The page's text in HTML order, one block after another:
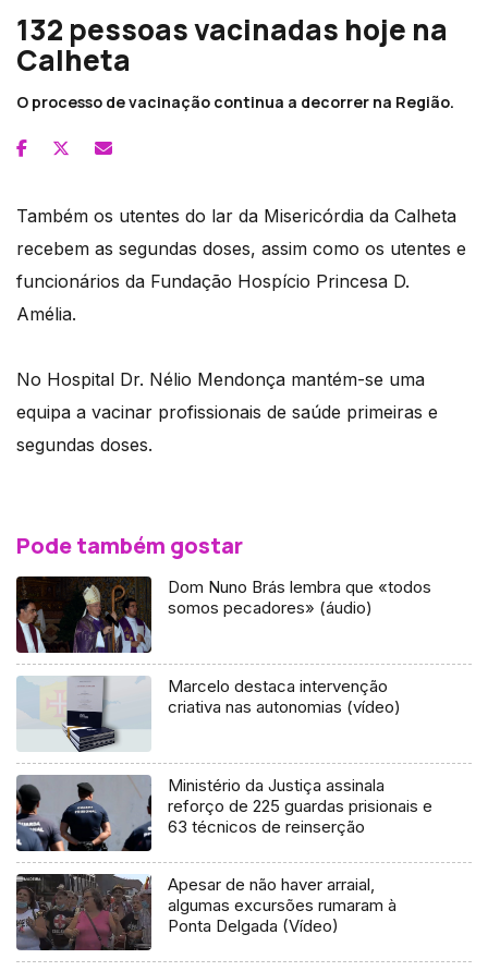
132 pessoas vacinadas hoje na
Calheta
O processo de vacinação continua a decorrer na Região.
Também os utentes do lar da Misericórdia da Calheta
recebem as segundas doses, assim como os utentes e
funcionários da Fundação Hospício Princesa D.
Amélia.
No Hospital Dr. Nélio Mendonça mantém-se uma
equipa a vacinar profissionais de saúde primeiras e
segundas doses.
Pode também gostar
Dom Nuno Brás lembra que «todos
somos pecadores» (áudio)
Marcelo destaca intervenção
criativa nas autonomias (vídeo)
Ministério da Justiça assinala
reforço de 225 guardas prisionais e
63 técnicos de reinserção
Apesar de não haver arraial,
algumas excursões rumaram à
Ponta Delgada (Vídeo)